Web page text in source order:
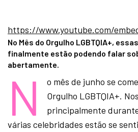
https://www.youtube.com/
No Mês do Orgulho LGBTQIA+,
finalmente estão podendo falar
abertamente.
N
o mês de junho se
Orgulho LGBTQIA+.
principalmente
várias celebridades estão se